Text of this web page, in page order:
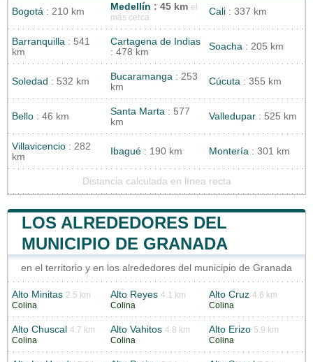
Bogotá : 210 km Medellín : 45 km el
más cerca
Cali : 337 km
Barranquilla : 541
km
Cartagena de Indias
: 478 km
Soacha : 205 km
Soledad : 532 km Bucaramanga : 253
km
Cúcuta : 355 km
Bello : 46 km Santa Marta : 577
km
Valledupar : 525 km
Villavicencio : 282
km
Ibagué : 190 km Montería : 301 km
Distancia calculada en línea recta
LOS ALREDEDORES DEL
MUNICIPIO DE GRANADA
en el territorio y en los alrededores del municipio de Granada
Alto Minitas 2.5 km
Colina
Alto Reyes 4.1 km
Colina
Alto Cruz 4.6 km
Colina
Alto Chuscal 4.7 km
Colina
Alto Vahitos 4.8 km
Colina
Alto Erizo 5.9 km
Colina